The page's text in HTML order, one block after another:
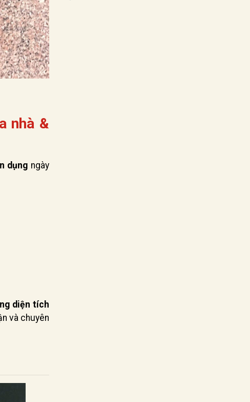
nhà &
dụng ngày
diện tích
và chuyên